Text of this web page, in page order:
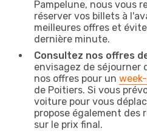
Pampelune, nous vous
réserver vos billets à
meilleures offres et
dernière minute.
Consultez nos offres
envisagez de séjourner
nos offres pour un
de Poitiers. Si vous
voiture pour vous
propose également
sur le prix final.